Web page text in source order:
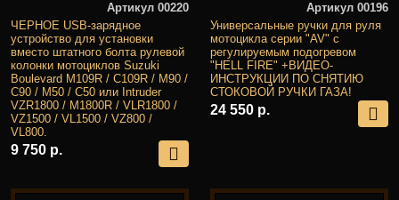
Артикул 00220
ЧЕРНОЕ USB-зарядное
устройство для установки
вместо штатного болта рулевой
колонки мотоциклов Suzuki
Boulevard M109R / C109R / M90 /
C90 / M50 / C50 или Intruder
VZR1800 / M1800R / VLR1800 /
VZ1500 / VL1500 / VZ800 /
VL800.
9 750 р.
Артикул 00196
Универсальные ручки для руля
мотоцикла серии "AV" с
регулируемым подогревом
"HELL FIRE" +ВИДЕО-
ИНСТРУКЦИИ ПО СНЯТИЮ
СТОКОВОЙ РУЧКИ ГАЗА!
24 550 р.